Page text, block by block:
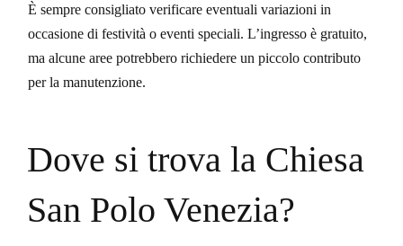
È sempre consigliato verificare eventuali variazioni in
occasione di festività o eventi speciali. L’ingresso è gratuito,
ma alcune aree potrebbero richiedere un piccolo contributo
per la manutenzione.
Dove si trova la Chiesa
San Polo Venezia?